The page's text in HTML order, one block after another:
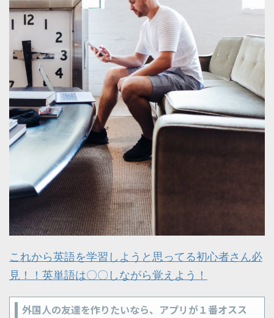
これから英語を学習しようと思ってる初心者さん必
見！！英単語は〇〇しながら覚えよう！
外国人の友達を作りたいなら、アプリが１番オスス